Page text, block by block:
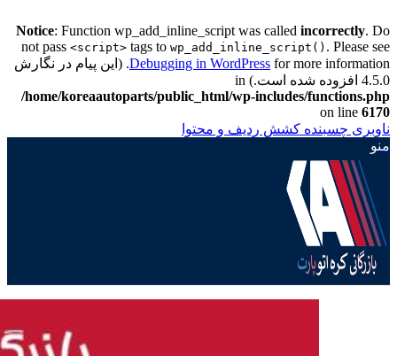
Notice: Function wp_add_inline_script was called incorrectly. Do
not pass <script> tags to wp_add_inline_script() . Please see
Debugging in WordPressfor more information. (این پیام در نگارش
4.5.0 افزوده شده است.) in
/home/koreaautoparts/public_html/wp-includes/functions.php
on line 6170
ناوبری چسبنده کشش ردیف و محتوا
منو